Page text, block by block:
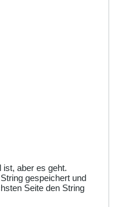
aber es geht.
gespeichert und
Seite den String